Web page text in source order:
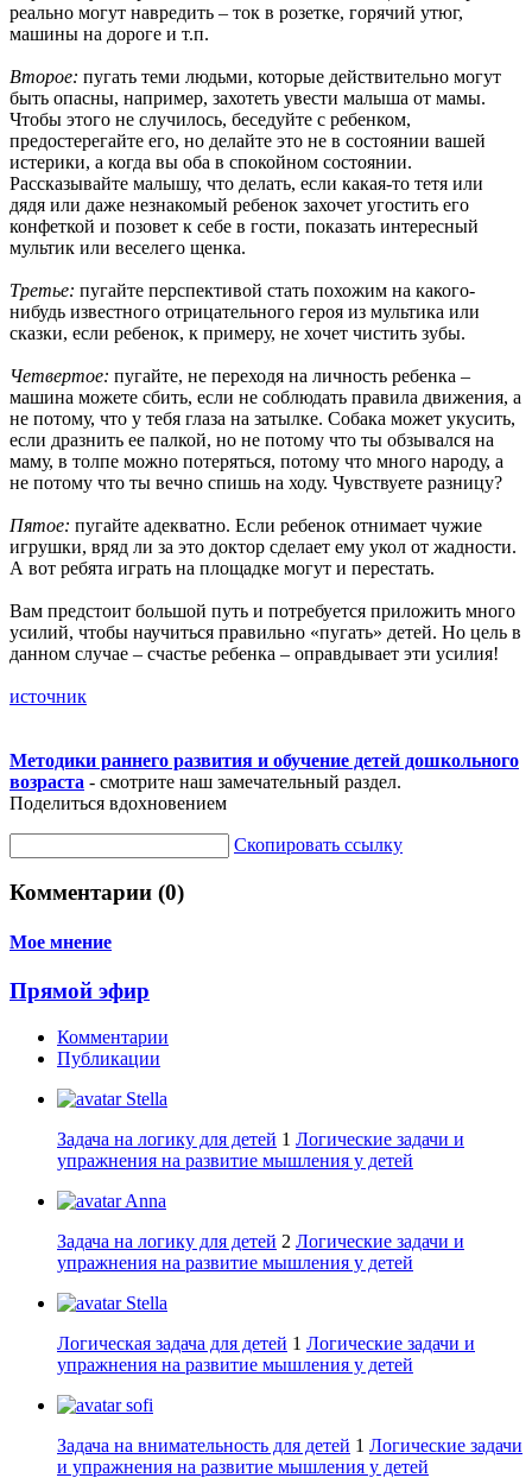
реально могут навредить – ток в розетке, горячий утюг,
машины на дороге и т.п.
Второе: пугать теми людьми, которые действительно могут
быть опасны, например, захотеть увести малыша от мамы.
Чтобы этого не случилось, беседуйте с ребенком,
предостерегайте его, но делайте это не в состоянии вашей
истерики, а когда вы оба в спокойном состоянии.
Рассказывайте малышу, что делать, если какая-то тетя или
дядя или даже незнакомый ребенок захочет угостить его
конфеткой и позовет к себе в гости, показать интересный
мультик или веселего щенка.
Третье: пугайте перспективой стать похожим на какого-
нибудь известного отрицательного героя из мультика или
сказки, если ребенок, к примеру, не хочет чистить зубы.
Четвертое: пугайте, не переходя на личность ребенка –
машина можете сбить, если не соблюдать правила движения, а
не потому, что у тебя глаза на затылке. Собака может укусить,
если дразнить ее палкой, но не потому что ты обзывался на
маму, в толпе можно потеряться, потому что много народу, а
не потому что ты вечно спишь на ходу. Чувствуете разницу?
Пятое: пугайте адекватно. Если ребенок отнимает чужие
игрушки, вряд ли за это доктор сделает ему укол от жадности.
А вот ребята играть на площадке могут и перестать.
Вам предстоит большой путь и потребуется приложить много
усилий, чтобы научиться правильно «пугать» детей. Но цель в
данном случае – счастье ребенка – оправдывает эти усилия!
источник
Методики раннего развития и обучение детей дошкольного
возраста - смотрите наш замечательный раздел.
Поделиться вдохновением
Скопировать ссылку
Комментарии (0)
Мое мнение
Прямой эфир
Комментарии
Публикации
Stella
Задача на логику для детей 1 Логические задачи и
упражнения на развитие мышления у детей
Anna
Задача на логику для детей 2 Логические задачи и
упражнения на развитие мышления у детей
Stella
Логическая задача для детей 1 Логические задачи и
упражнения на развитие мышления у детей
sofi
Задача на внимательность для детей 1 Логические задачи
и упражнения на развитие мышления у детей